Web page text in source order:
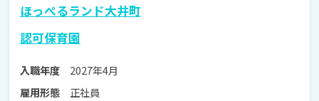
ほっぺるランド大井町
認可保育園
入職年度
2027年4月
雇用形態
正社員